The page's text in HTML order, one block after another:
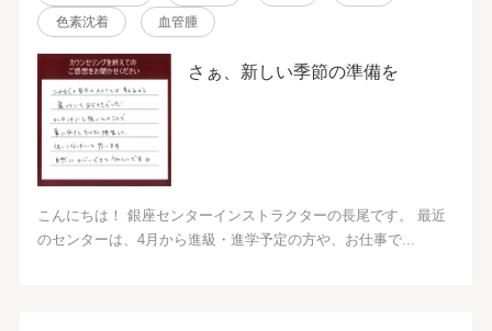
色素沈着
血管腫
さぁ、新しい季節の準備を
こんにちは！ 銀座センターインストラクターの長尾です。 最近
のセンターは、4月から進級・進学予定の方や、お仕事で...